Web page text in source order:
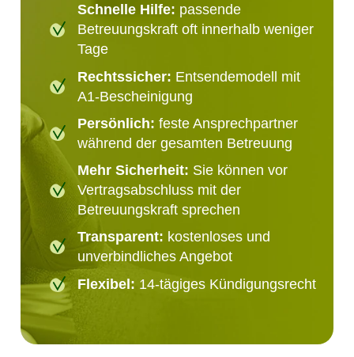
Schnelle Hilfe: passende
Betreuungskraft oft innerhalb weniger
Tage
Rechtssicher: Entsendemodell mit
A1-Bescheinigung
Persönlich: feste Ansprechpartner
während der gesamten Betreuung
Mehr Sicherheit: Sie können vor
Vertragsabschluss mit der
Betreuungskraft sprechen
Transparent: kostenloses und
unverbindliches Angebot
Flexibel: 14-tägiges Kündigungsrecht